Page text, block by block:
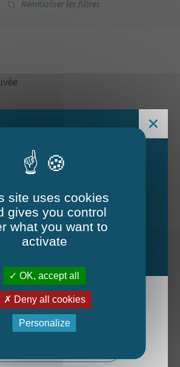
Réinitialiser les filtres
- édition estivale
édition du Mag est arrivée!
site uses cookies
gives you control
what you want to
activate
OK, accept all
Deny all cookies
Personalize